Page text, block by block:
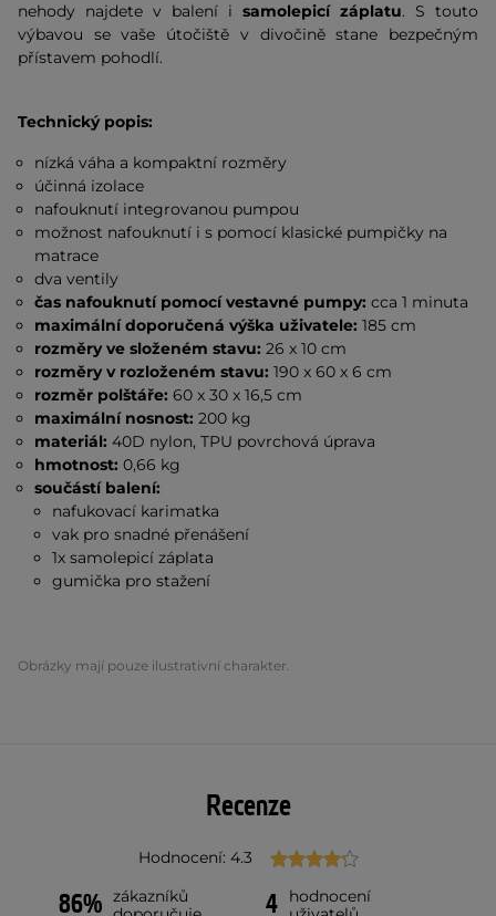
nehody najdete v balení i samolepicí záplatu. S touto
výbavou se vaše útočiště v divočině stane bezpečným
přístavem pohodlí.
Technický popis:
nízká váha a kompaktní rozměry
účinná izolace
nafouknutí integrovanou pumpou
možnost nafouknutí i s pomocí klasické pumpičky na
matrace
dva ventily
čas nafouknutí pomocí vestavné pumpy: cca 1 minuta
maximální doporučená výška uživatele:185 cm
rozměry ve složeném stavu: 26 x 10 cm
rozměry v rozloženém stavu: 190 x 60 x 6 cm
rozměr polštáře: 60 x 30 x 16,5 cm
maximální nosnost:200 kg
materiál:40D nylon, TPU povrchová úprava
hmotnost:0,66 kg
součástí balení:
nafukovací karimatka
vak pro snadné přenášení
1x samolepicí záplata
gumička pro stažení
Obrázky mají pouze ilustrativní charakter.
Recenze
Hodnocení: 4.3
86% zákazníků
4
hodnocení